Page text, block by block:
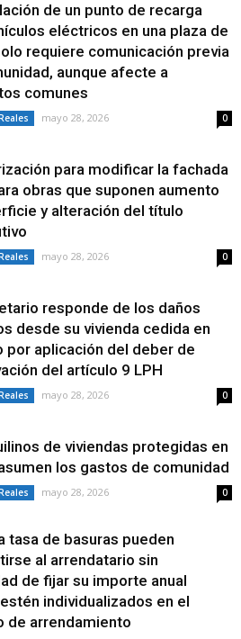
de un punto de recarga
eléctricos en una plaza de
requiere comunicación previa
aunque afecte a
comunes
mayo 28, 2026 0
para modificar la fachada
obras que suponen aumento
y alteración del título
mayo 28, 2026 0
responde de los daños
desde su vivienda cedida en
por aplicación del deber de
del artículo 9 LPH
mayo 28, 2026 0
de viviendas protegidas en
los gastos de comunidad
mayo 28, 2026 0
tasa de basuras pueden
al arrendatario sin
de fijar su importe anual
individualizados en el
de arrendamiento